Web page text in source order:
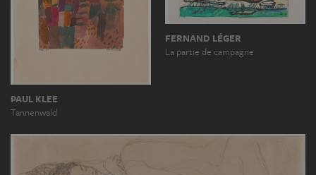
PAUL KLEE
Tannenwald
FERNAND LÉGER
La partie de campagne